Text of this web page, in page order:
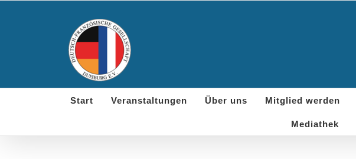
Start Veranstaltungen Über uns Mitglied werden
Mediathek